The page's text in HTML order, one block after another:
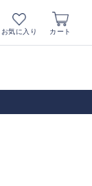
お気に入り カート